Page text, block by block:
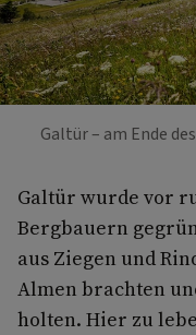
Galtür – am Ende
Galtür wurde vor
Bergbauern
aus Ziegen und
Almen brachten
holten. Hier zu